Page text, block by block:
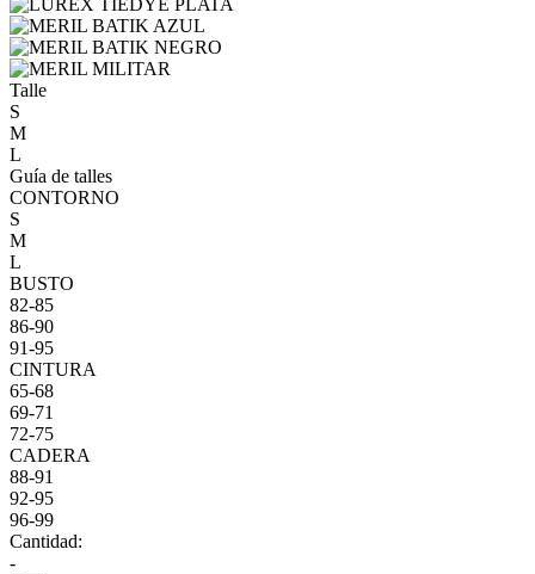
Talle
S
M
L
Guía de talles
CONTORNO
S
M
L
BUSTO
82-85
86-90
91-95
CINTURA
65-68
69-71
72-75
CADERA
88-91
92-95
96-99
Cantidad:
-